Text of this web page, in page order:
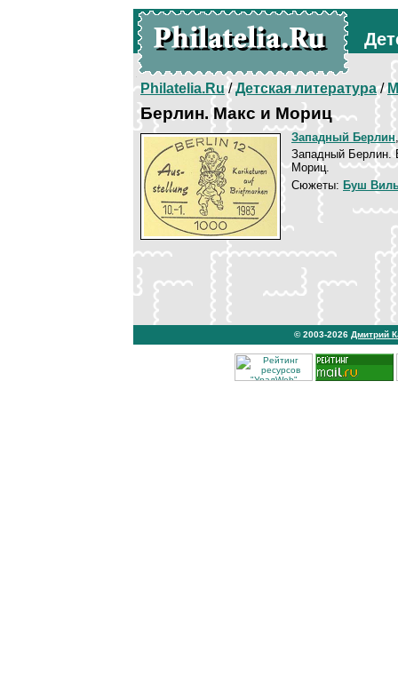
Philatelia.Ru/Детская литература/
Берлин. Макс и Мориц
Западный Берлин
Западный Берлин.
Мориц.
Сюжеты: Буш
© 2003-2026 Дмитрий